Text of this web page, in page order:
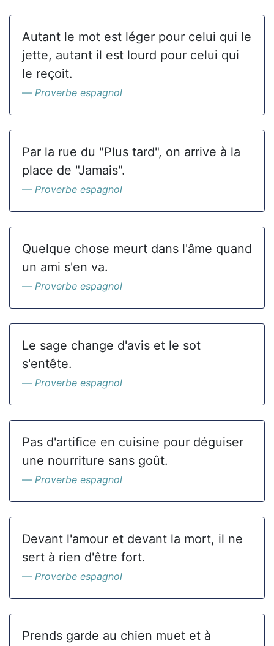
Autant le mot est léger pour celui qui le
jette, autant il est lourd pour celui qui
le reçoit.
Proverbe espagnol
Par la rue du "Plus tard", on arrive à la
place de "Jamais".
Proverbe espagnol
Quelque chose meurt dans l'âme quand
un ami s'en va.
Proverbe espagnol
Le sage change d'avis et le sot
s'entête.
Proverbe espagnol
Pas d'artifice en cuisine pour déguiser
une nourriture sans goût.
Proverbe espagnol
Devant l'amour et devant la mort, il ne
sert à rien d'être fort.
Proverbe espagnol
Prends garde au chien muet et à